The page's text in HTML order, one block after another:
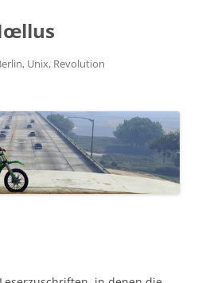
Unix, Revolution